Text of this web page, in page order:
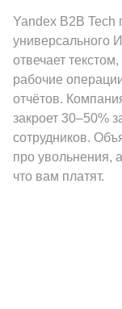
Yandex B2B Tech
универсального
отвечает
рабочие
отчётов.
закроет 30–50%
сотрудников.
про увольнения,
что вам платят.